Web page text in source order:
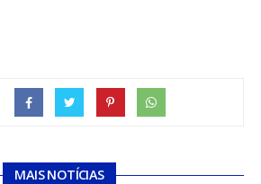
MAIS NOTÍCIAS